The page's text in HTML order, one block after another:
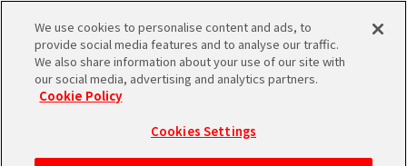
TOPAttentionQ＆A
We use cookies to personalise content and ads, to
provide social media features and to analyse our traffic.
We also share information about your use of our site with
our social media, advertising and analytics partners.
Cookie Policy
Cookies Settings